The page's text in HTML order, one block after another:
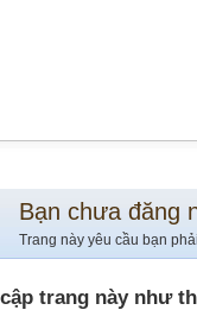
Bạn chưa đăng
Trang này yêu cầu bạn
trang này như